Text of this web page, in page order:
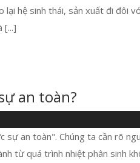
hệ sinh thái, sản xuất đi đôi
[...]
an toàn?
sự an toàn". Chúng ta cần rõ
từ quá trình nhiệt phân sinh